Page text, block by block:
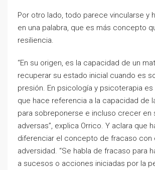
Por otro lado, todo parece vincularse y
en una palabra, que es más concepto
resiliencia.
“En su origen, es la capacidad de un
recuperar su estado inicial cuando es
presión. En psicología y psicoterapia
que hace referencia a la capacidad de
para sobreponerse e incluso crecer en
adversas”, explica Orrico. Y aclara que
diferenciar el concepto de fracaso con
adversidad. “Se habla de fracaso para
a sucesos o acciones iniciadas por la